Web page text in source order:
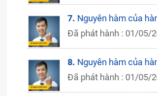
7. Nguyên hàm của
Đã phát hành : 01/05/
8. Nguyên hàm của
Đã phát hành : 01/05/